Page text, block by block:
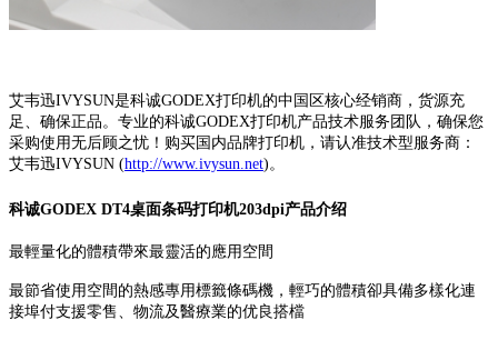
艾韦迅IVYSUN是科诚GODEX打印机的中国区核心经销商，货源充
足、确保正品。专业的科诚GODEX打印机产品技术服务团队，确保您
采购使用无后顾之忧！购买国内品牌打印机，请认准技术型服务商：
艾韦迅IVYSUN (http://www.ivysun.net)。
科诚GODEX DT4桌面条码打印机203dpi产品介绍
最輕量化的體積帶來最靈活的應用空間
最節省使用空間的熱感專用標籤條碼機，輕巧的體積卻具備多樣化連
接埠付支援零售、物流及醫療業的优良搭檔